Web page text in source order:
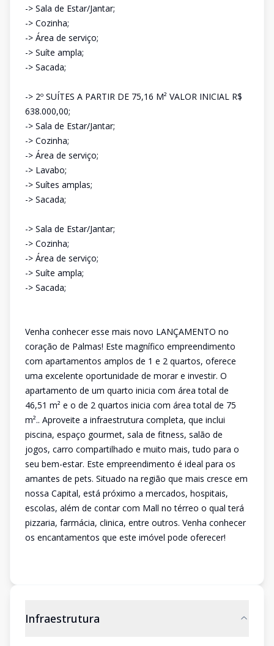
-> Sala de Estar/Jantar;
-> Cozinha;
-> Área de serviço;
-> Suíte ampla;
-> Sacada;
-> 2º SUÍTES A PARTIR DE 75,16 M² VALOR INICIAL R$
638.000,00;
-> Sala de Estar/Jantar;
-> Cozinha;
-> Área de serviço;
-> Lavabo;
-> Suítes amplas;
-> Sacada;
-> Sala de Estar/Jantar;
-> Cozinha;
-> Área de serviço;
-> Suíte ampla;
-> Sacada;
Venha conhecer esse mais novo LANÇAMENTO no
coração de Palmas! Este magnífico empreendimento
com apartamentos amplos de 1 e 2 quartos, oferece
uma excelente oportunidade de morar e investir. O
apartamento de um quarto inicia com área total de
46,51 m² e o de 2 quartos inicia com área total de 75
m².. Aproveite a infraestrutura completa, que inclui
piscina, espaço gourmet, sala de fitness, salão de
jogos, carro compartilhado e muito mais, tudo para o
seu bem-estar. Este empreendimento é ideal para os
amantes de pets. Situado na região que mais cresce em
nossa Capital, está próximo a mercados, hospitais,
escolas, além de contar com Mall no térreo o qual terá
pizzaria, farmácia, clinica, entre outros. Venha conhecer
os encantamentos que este imóvel pode oferecer!
Infraestrutura